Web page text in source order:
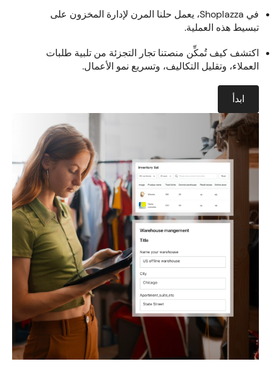
في Shoplazza، يعمل حلنا المرن لإدارة المخزون على
تبسيط هذه العملية.
اكتشف كيف تُمكِّن منصتنا تجار التجزئة من تلبية طلبات
العملاء، وتقليل التكاليف، وتسريع نمو الأعمال.
ابدأ